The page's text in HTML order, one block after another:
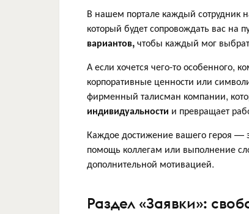
В нашем портале каждый сотрудник
который будет сопровождать вас на
вариантов,чтобы каждый мог
А если хочется чего-то особенного,
корпоративные ценности или
фирменный талисман компании,
индивидуальности и превращает
Каждое достижение вашего героя —
помощь коллегам или выполнение
дополнительной мотивацией.
Раздел «Заявки»: